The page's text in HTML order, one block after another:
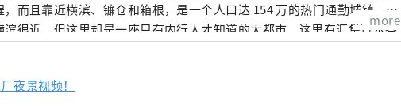
，而且靠近横滨、镰仓和箱根，是一个人口达 154 万的热门通勤城镇。虽
滨很近，但这里却是一座只有内行人才知道的大都市，这里有汇集日本各
，也有当地人聚集的繁华闹区，可以体验到真正的日本都市生活。 这座
一而繁荣起来。东海道是东京到京都的主要干道，由江户幕府的幕府将
more
夜景视频！